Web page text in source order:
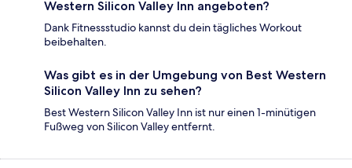
Western Silicon Valley Inn angeboten?
Dank Fitnessstudio kannst du dein tägliches Workout
beibehalten.
Was gibt es in der Umgebung von Best Western
Silicon Valley Inn zu sehen?
Best Western Silicon Valley Inn ist nur einen 1-minütigen
Fußweg von Silicon Valley entfernt.